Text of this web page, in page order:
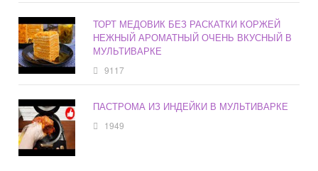
ТОРТ МЕДОВИК БЕЗ РАСКАТКИ КОРЖЕЙ
НЕЖНЫЙ АРОМАТНЫЙ ОЧЕНЬ ВКУСНЫЙ В
МУЛЬТИВАРКЕ
9117
ПАСТРОМА ИЗ ИНДЕЙКИ В МУЛЬТИВАРКЕ
1949